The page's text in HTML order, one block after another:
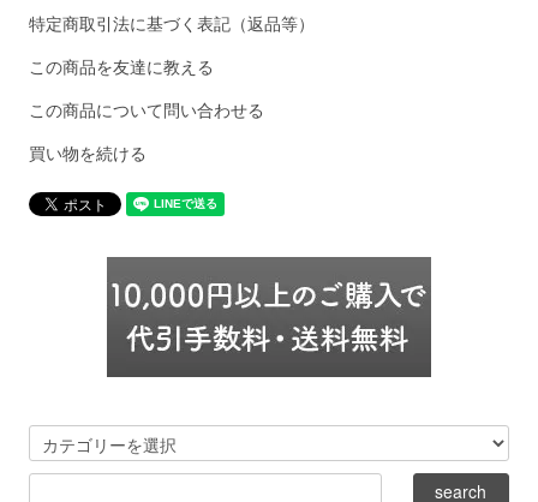
特定商取引法に基づく表記（返品等）
この商品を友達に教える
この商品について問い合わせる
買い物を続ける